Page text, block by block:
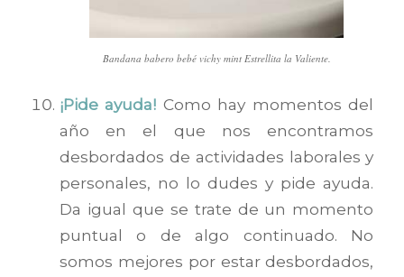
Bandana babero bebé vichy mint Estrellita la Valiente.
¡Pide ayuda! Como hay momentos del
año en el que nos encontramos
desbordados de actividades laborales y
personales, no lo dudes y pide ayuda.
Da igual que se trate de un momento
puntual o de algo continuado. No
somos mejores por estar desbordados,